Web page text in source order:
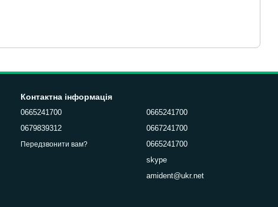
Контактна інформація
0665241700
0679839312
Передзвонити вам?
0665241700
0667241700
0665241700
skype
amident@ukr.net